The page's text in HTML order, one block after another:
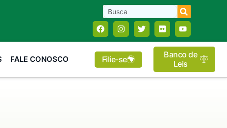
FALE CONOSCO Filie-se
Banco de
Leis